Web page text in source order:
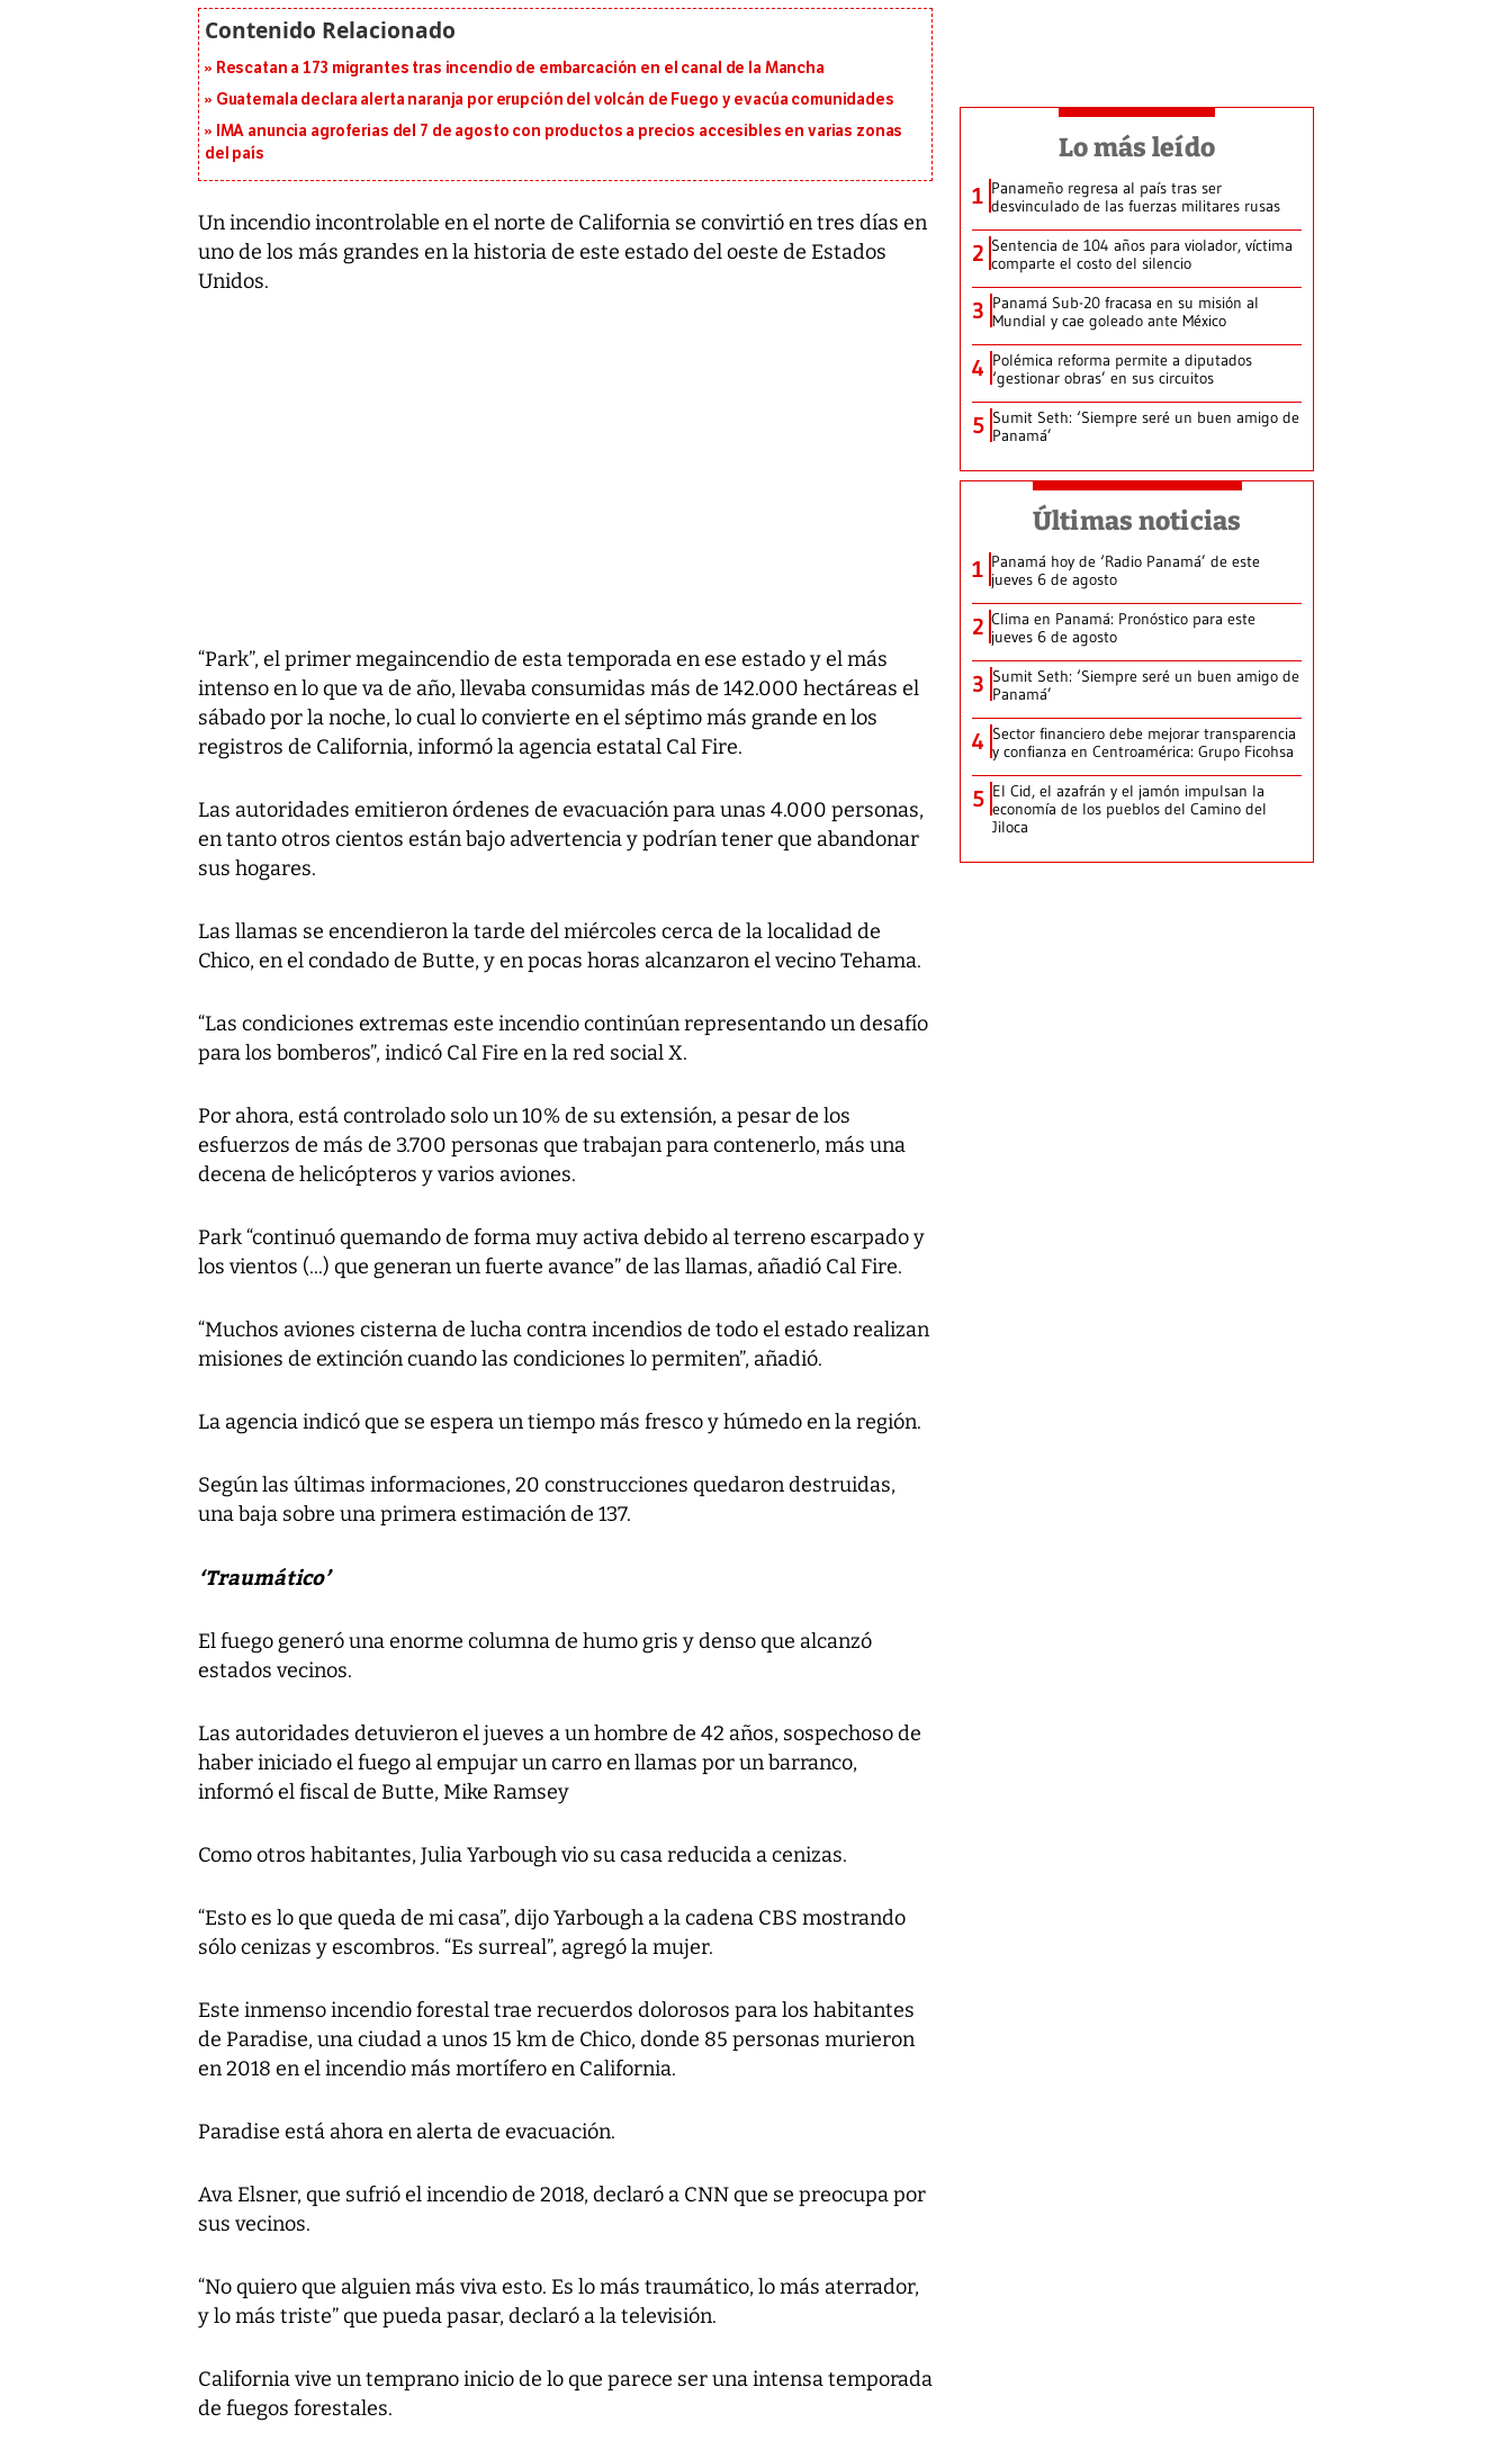
Rescatan a 173 migrantes tras incendio de embarcación en el canal de la Mancha
Guatemala declara alerta naranja por erupción del volcán de Fuego y evacúa comunidades
IMA anuncia agroferias del 7 de agosto con productos a precios accesibles en varias zonas
del país
Un incendio incontrolable en el norte de California se convirtió en tres días en
uno de los más grandes en la historia de este estado del oeste de Estados
Unidos.
“Park”, el primer megaincendio de esta temporada en ese estado y el más
intenso en lo que va de año, llevaba consumidas más de 142.000 hectáreas el
sábado por la noche, lo cual lo convierte en el séptimo más grande en los
registros de California, informó la agencia estatal Cal Fire.
Las autoridades emitieron órdenes de evacuación para unas 4.000 personas,
en tanto otros cientos están bajo advertencia y podrían tener que abandonar
sus hogares.
Las llamas se encendieron la tarde del miércoles cerca de la localidad de
Chico, en el condado de Butte, y en pocas horas alcanzaron el vecino Tehama.
“Las condiciones extremas este incendio continúan representando un desafío
para los bomberos”, indicó Cal Fire en la red social X.
Por ahora, está controlado solo un 10% de su extensión, a pesar de los
esfuerzos de más de 3.700 personas que trabajan para contenerlo, más una
decena de helicópteros y varios aviones.
Park “continuó quemando de forma muy activa debido al terreno escarpado y
los vientos (...) que generan un fuerte avance” de las llamas, añadió Cal Fire.
“Muchos aviones cisterna de lucha contra incendios de todo el estado realizan
misiones de extinción cuando las condiciones lo permiten”, añadió.
La agencia indicó que se espera un tiempo más fresco y húmedo en la región.
Según las últimas informaciones, 20 construcciones quedaron destruidas,
una baja sobre una primera estimación de 137.
‘Traumático’
El fuego generó una enorme columna de humo gris y denso que alcanzó
estados vecinos.
Las autoridades detuvieron el jueves a un hombre de 42 años, sospechoso de
haber iniciado el fuego al empujar un carro en llamas por un barranco,
informó el fiscal de Butte, Mike Ramsey
Como otros habitantes, Julia Yarbough vio su casa reducida a cenizas.
“Esto es lo que queda de mi casa”, dijo Yarbough a la cadena CBS mostrando
sólo cenizas y escombros. “Es surreal”, agregó la mujer.
Este inmenso incendio forestal trae recuerdos dolorosos para los habitantes
de Paradise, una ciudad a unos 15 km de Chico, donde 85 personas murieron
en 2018 en el incendio más mortífero en California.
Paradise está ahora en alerta de evacuación.
Ava Elsner, que sufrió el incendio de 2018, declaró a CNN que se preocupa por
sus vecinos.
“No quiero que alguien más viva esto. Es lo más traumático, lo más aterrador,
y lo más triste” que pueda pasar, declaró a la televisión.
California vive un temprano inicio de lo que parece ser una intensa temporada
de fuegos forestales.
Lo más leído
1 Panameño regresa al país tras ser
desvinculado de las fuerzas militares rusas
2 Sentencia de 104 años para violador, víctima
comparte el costo del silencio
3 Panamá Sub-20 fracasa en su misión al
Mundial y cae goleado ante México
4 Polémica reforma permite a diputados
‘gestionar obras’ en sus circuitos
5 Sumit Seth: ‘Siempre seré un buen amigo de
Panamá’
Últimas noticias
1 Panamá hoy de ‘Radio Panamá’ de este
jueves 6 de agosto
2 Clima en Panamá: Pronóstico para este
jueves 6 de agosto
3 Sumit Seth: ‘Siempre seré un buen amigo de
Panamá’
4 Sector financiero debe mejorar transparencia
y confianza en Centroamérica: Grupo Ficohsa
5 El Cid, el azafrán y el jamón impulsan la
economía de los pueblos del Camino del
Jiloca